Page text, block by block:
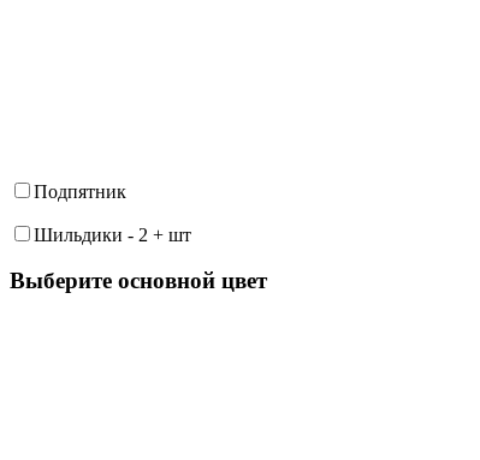
Подпятник
Шильдики - 2 + шт
Выберите oсновной цвет